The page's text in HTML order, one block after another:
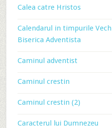
Calea catre Hristos
Calendarul in timpurile
Biserica Adventista
Caminul adventist
Caminul crestin
Caminul crestin (2)
Caracterul lui Dumnezeu